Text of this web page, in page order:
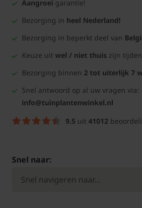
Aangroei garantie!
Bezorging in heel Nederland!
Bezorging in beperkt deel van
Keuze uit wel / niet thuis zijn
Bezorging binnen 2 tot uiterlijk 7
Snel antwoord op al uw vragen via:
info@tuinplantenwinkel.nl
9.5 uit 41012
Snel naar: